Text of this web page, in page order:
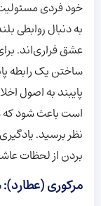
خود فردی
به دنبال روابطی
عشق فراری‌اند.
ساختن یک رابطه
پایبند به اصول
است باعث شود
نظر برسید.
بردن از لحظات
مرکوری (عطارد):